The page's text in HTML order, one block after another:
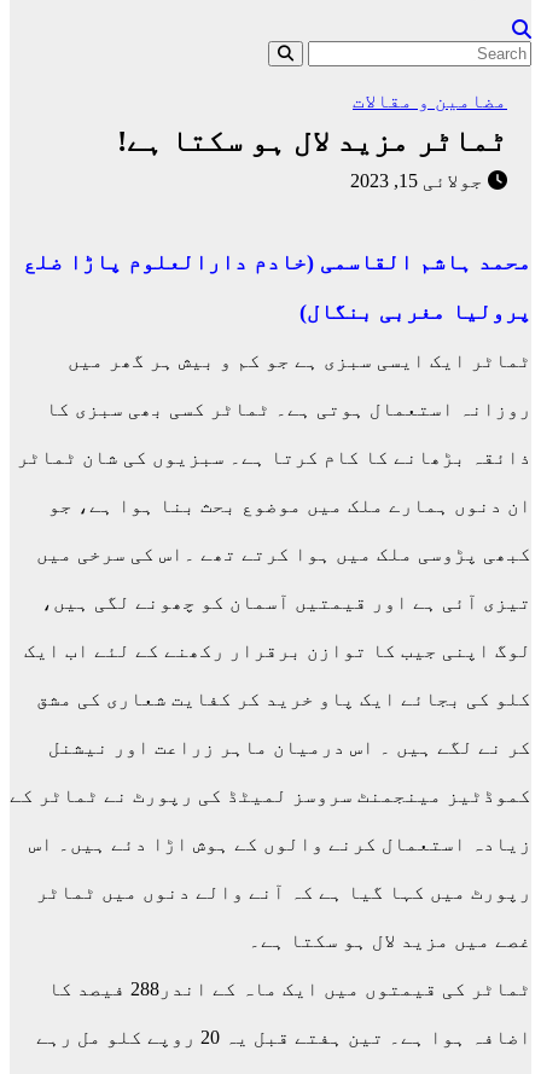
مضامین و مقالات
ٹماٹر مزید لال ہو سکتا ہے!
جولائی 15, 2023
محمد ہاشم القاسمی (خادم دارالعلوم پاڑا ضلع
پرولیا مغربی بنگال)
ٹماٹر ایک ایسی سبزی ہے جو کم و بیش ہر گھر میں
روزانہ استعمال ہوتی ہے۔ ٹماٹر کسی بھی سبزی کا
ذائقہ بڑھانے کا کام کرتا ہے۔ سبزیوں کی شان ٹماٹر
ان دنوں ہمارے ملک میں موضوع بحث بنا ہوا ہے، جو
کبھی پڑوسی ملک میں ہوا کرتے تھے ۔اس کی سرخی میں
تیزی آئی ہے اور قیمتیں آسمان کو چھونے لگی ہیں،
لوگ اپنی جیب کا توازن برقرار رکھنے کے لئے اب ایک
کلو کی بجائے ایک پاو خرید کر کفایت شعاری کی مشق
کر نے لگے ہیں ۔ اس درمیان ماہر زراعت اور نیشنل
کموڈٹیز مینجمنٹ سروسز لمیٹڈ کی رپورٹ نے ٹماٹر کے
زیادہ استعمال کرنے والوں کے ہوش اڑا دئے ہیں۔ اس
رپورٹ میں کہا گیا ہے کہ آنے والے دنوں میں ٹماٹر
غصے میں مزید لال ہو سکتا ہے۔
ٹماٹر کی قیمتوں میں ایک ماہ کے اندر288 فیصد کا
اضافہ ہوا ہے۔ تین ہفتے قبل یہ 20 روپے کلو مل رہے